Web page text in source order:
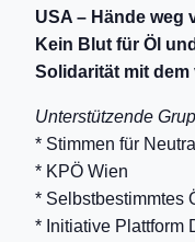
USA – Hände weg
Kein Blut für Öl
Solidarität mit
Unterstützende
* Stimmen für
* KPÖ Wien
* Selbstbestimmtes
* Initiative Plattform